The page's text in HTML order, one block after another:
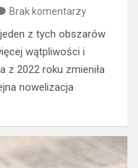
Brak komentarzy
z tych obszarów
wątpliwości i
z 2022 roku zmieniła
nowelizacja